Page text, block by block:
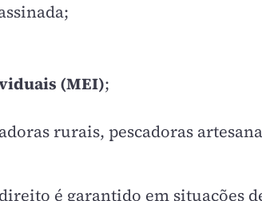
(MEI);
rurais, pescadoras
é garantido em situações